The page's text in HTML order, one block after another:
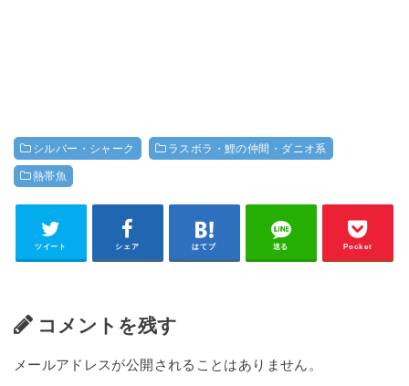
シルバー・シャーク ラスボラ・鯉の仲間・ダニオ系
熱帯魚
ツイート シェア はてブ 送る Pocket
コメントを残す
メールアドレスが公開されることはありません。